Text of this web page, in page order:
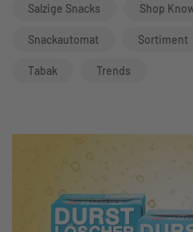
Salzige Snacks Shop
Snackautomat Sortiment
Tabak Trends